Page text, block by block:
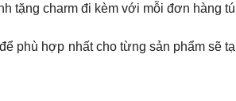
tặng charm đi kèm với mỗi đơn hàng tú
phù hợp nhất cho từng sản phẩm sẽ tạ